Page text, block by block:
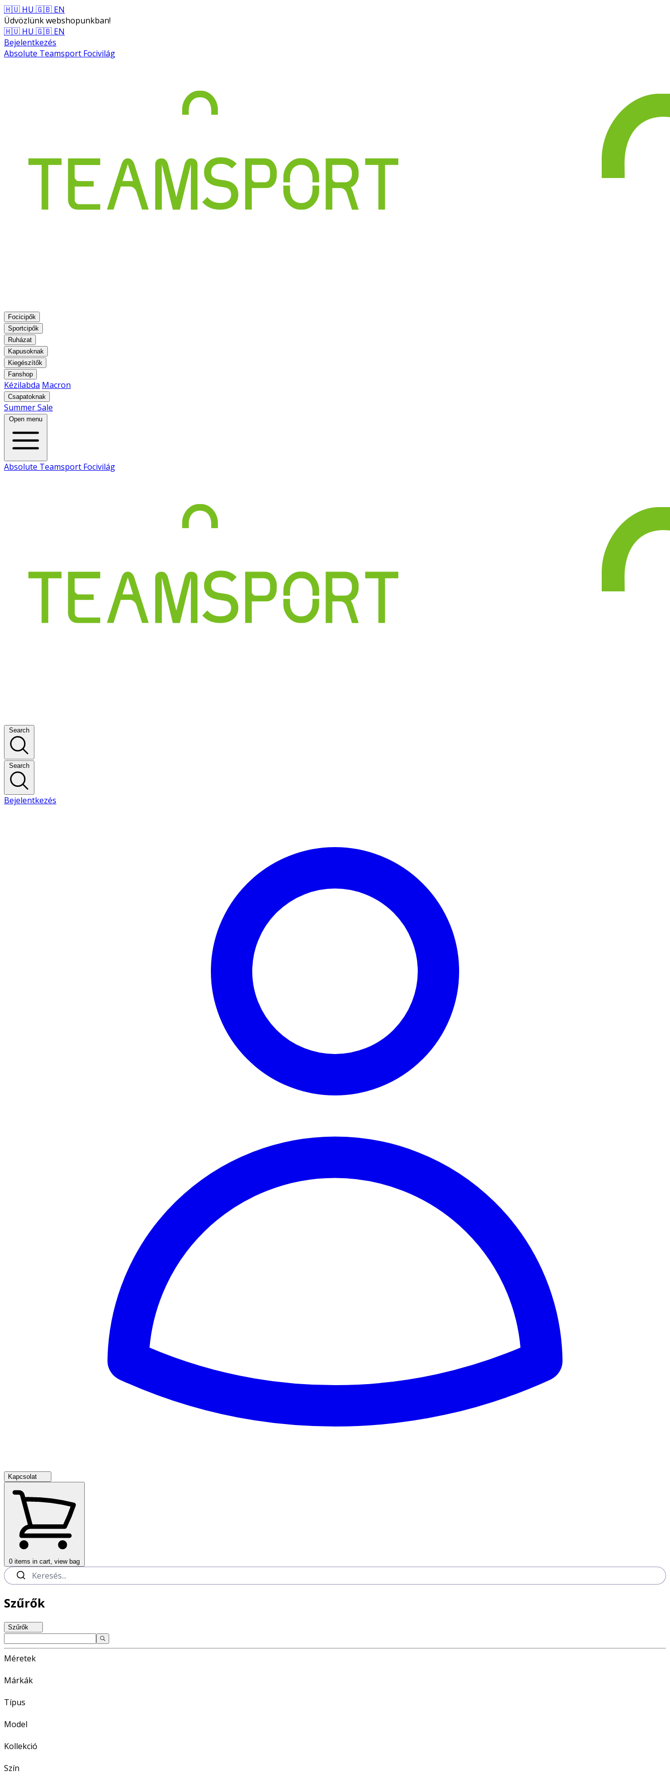
🇭🇺 HU 🇬🇧 EN
Üdvözlünk webshopunkban!
🇭🇺 HU 🇬🇧 EN
Bejelentkezés
Absolute Teamsport Focivilág
Focicipők
Sportcipők
Ruházat
Kapusoknak
Kiegészítők
Fanshop
Kézilabda Macron
Csapatoknak
Summer Sale
Open menu
Absolute Teamsport Focivilág
Search
Search
Bejelentkezés
Kapcsolat
0 items in cart, view bag
Szűrők
Szűrők
Méretek
Márkák
Típus
Model
Kollekció
Szín